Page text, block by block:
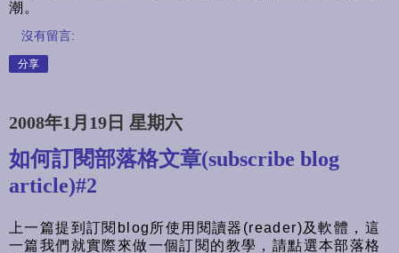
潮。
沒有留言:
分享
2008年1月19日 星期六
如何訂閱部落格文章(subscribe blog
article)#2
上一篇提到訂閱blog所使用閱讀器(reader)及軟體，這
一篇我們就實際來做一個訂閱的教學，請點選本部落格